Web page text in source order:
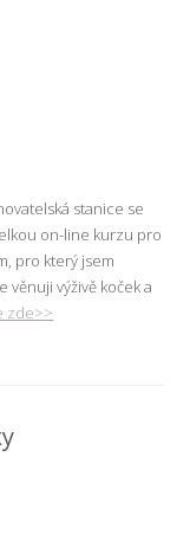
stanice se
on-line kurzu pro
pro který jsem
výživě koček a
zde>>